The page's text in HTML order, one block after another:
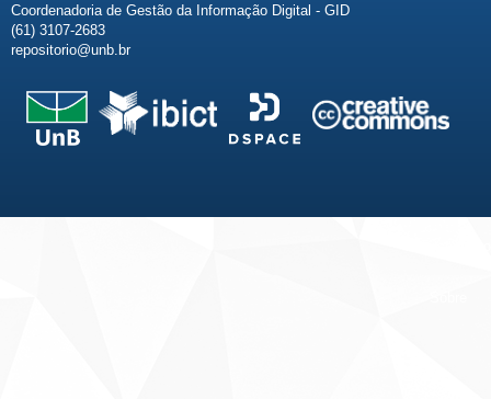
Coordenadoria de Gestão da Informação Digital - GID
(61) 3107-2683
repositorio@unb.br